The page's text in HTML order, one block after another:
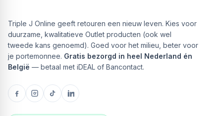
Triple J Online geeft retouren een nieuw leven. Kies voor
duurzame, kwalitatieve Outlet producten (ook wel
tweede kans genoemd). Goed voor het milieu, beter voor
je portemonnee. Gratis bezorgd in heel Nederland én
België — betaal met iDEAL of Bancontact.